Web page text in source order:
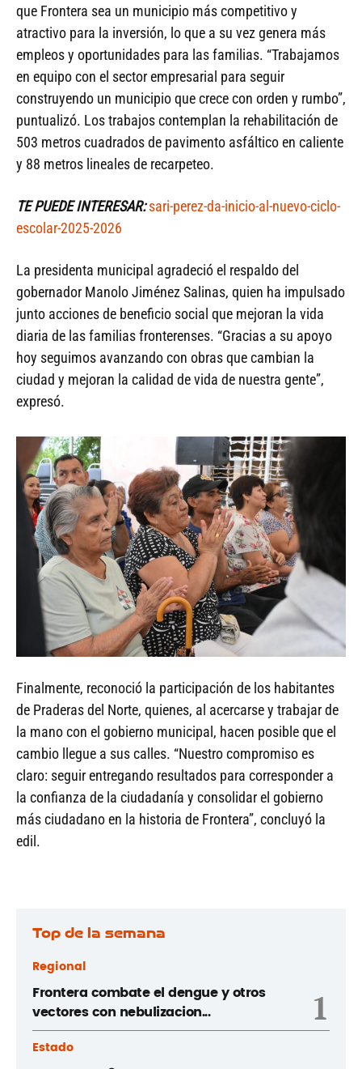
que Frontera sea un municipio más competitivo y
atractivo para la inversión, lo que a su vez genera más
empleos y oportunidades para las familias. “Trabajamos
en equipo con el sector empresarial para seguir
construyendo un municipio que crece con orden y rumbo”,
puntualizó. Los trabajos contemplan la rehabilitación de
503 metros cuadrados de pavimento asfáltico en caliente
y 88 metros lineales de recarpeteo.
TE PUEDE INTERESAR: sari-perez-da-inicio-al-nuevo-ciclo-
escolar-2025-2026
La presidenta municipal agradeció el respaldo del
gobernador Manolo Jiménez Salinas, quien ha impulsado
junto acciones de beneficio social que mejoran la vida
diaria de las familias fronterenses. “Gracias a su apoyo
hoy seguimos avanzando con obras que cambian la
ciudad y mejoran la calidad de vida de nuestra gente”,
expresó.
Finalmente, reconoció la participación de los habitantes
de Praderas del Norte, quienes, al acercarse y trabajar de
la mano con el gobierno municipal, hacen posible que el
cambio llegue a sus calles. “Nuestro compromiso es
claro: seguir entregando resultados para corresponder a
la confianza de la ciudadanía y consolidar el gobierno
más ciudadano en la historia de Frontera”, concluyó la
edil.
Top de la semana
Regional
Frontera combate el dengue y otros
vectores con nebulizacion...
1
Estado